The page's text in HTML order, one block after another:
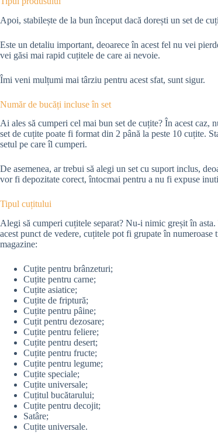
Apoi, stabilește de la bun început dacă dorești un set de
Este un detaliu important, deoarece în acest fel nu vei
vei găsi mai rapid cuțitele de care ai nevoie.
Îmi veni mulțumi mai târziu pentru acest sfat, sunt sigur.
Număr de bucăți incluse în set
Ai ales să cumperi cel mai bun set de cuțite? În acest caz,
set de cuțite poate fi format din 2 până la peste 10 cuțite.
setul pe care îl cumperi.
De asemenea, ar trebui să alegi un set cu suport inclus,
vor fi depozitate corect, întocmai pentru a nu fi expuse
Tipul cuțitului
Alegi să cumperi cuțitele separat? Nu-i nimic greșit în
acest punct de vedere, cuțitele pot fi grupate în
magazine:
Cuțite pentru brânzeturi;
Cuțite pentru carne;
Cuțite asiatice;
Cuțite de friptură;
Cuțite pentru pâine;
Cuțit pentru dezosare;
Cuțite pentru feliere;
Cuțite pentru desert;
Cuțite pentru fructe;
Cuțite pentru legume;
Cuțite speciale;
Cuțite universale;
Cuțitul bucătarului;
Cuțite pentru decojit;
Satâre;
Cuțite universale.